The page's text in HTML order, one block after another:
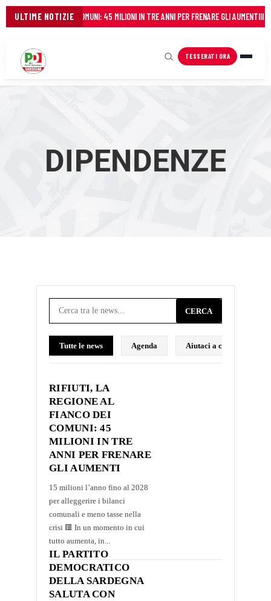
ULTIME NOTIZIE
AL FIANCO DEI COMUNI: 45 MILIONI IN TRE ANNI PER FRENARE GLI AUMENTIIl
TESSERATI ORA
DIPENDENZE
CERCA
Tutte le news Agenda Aiutaci a costruire il
RIFIUTI, LA
REGIONE AL
FIANCO DEI
COMUNI: 45
MILIONI IN TRE
ANNI PER FRENARE
GLI AUMENTI
15 milioni l’anno fino al 2028
per alleggerire i bilanci
comunali e meno tasse nella
crisi 🟥 In un momento in cui
tutto aumenta, in...
IL PARTITO
DEMOCRATICO
DELLA SARDEGNA
SALUTA CON